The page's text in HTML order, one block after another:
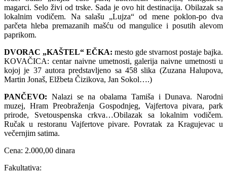
magarci. Selo živi od trske. Sada je ovo hit destinacija. Obilazak sa
lokalnim vodičem. Na salašu „Lujza“ od mene poklon-po dva
parčeta hleba premazanih mašću od mangulice i posutih alevom
paprikom.
DVORAC „KAŠTEL“ EČKA: mesto gde stvarnost postaje bajka.
KOVAČICA: centar naivne umetnosti, galerija naivne umetnosti u
kojoj je 37 autora predstavljeno sa 458 slika (Zuzana Halupova,
Martin Jonaš, Elžbeta Čizikova, Jan Sokol….)
PANČEVO: Nalazi se na obalama Tamiša i Dunava. Narodni
muzej, Hram Preobraženja Gospodnjeg, Vajfertova pivara, park
prirode, Svetouspenska crkva…Obilazak sa lokalnim vodičem.
Ručak u restoranu Vajfertove pivare. Povratak za Kragujevac u
večernjim satima.
Cena: 2.000,00 dinara
Fakultativa: